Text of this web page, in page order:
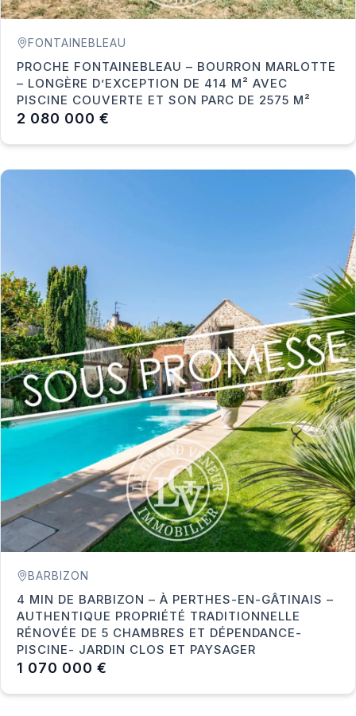
FONTAINEBLEAU
PROCHE FONTAINEBLEAU – BOURRON MARLOTTE
– LONGÈRE D’EXCEPTION DE 414 M² AVEC
PISCINE COUVERTE ET SON PARC DE 2575 M²
2 080 000 €
BARBIZON
4 MIN DE BARBIZON – À PERTHES-EN-GÂTINAIS –
AUTHENTIQUE PROPRIÉTÉ TRADITIONNELLE
RÉNOVÉE DE 5 CHAMBRES ET DÉPENDANCE-
PISCINE- JARDIN CLOS ET PAYSAGER
1 070 000 €